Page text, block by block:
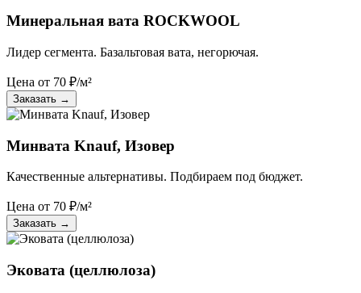
Минеральная вата ROCKWOOL
Лидер сегмента. Базальтовая вата, негорючая.
Цена от 70 ₽/м²
Заказать →
Минвата Knauf, Изовер
Качественные альтернативы. Подбираем под бюджет.
Цена от 70 ₽/м²
Заказать →
Эковата (целлюлоза)